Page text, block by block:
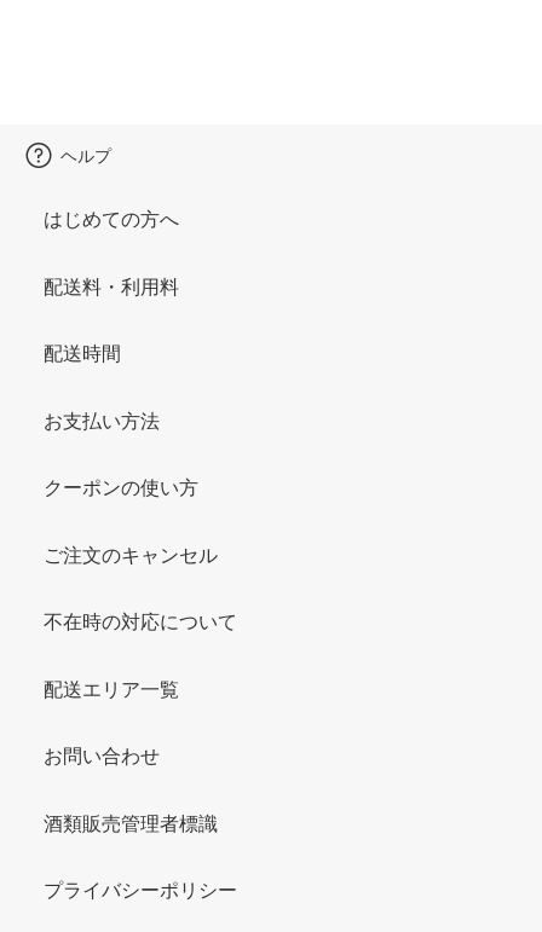
ヘルプ
はじめての方へ
配送料・利用料
配送時間
お支払い方法
クーポンの使い方
ご注文のキャンセル
不在時の対応について
配送エリア一覧
お問い合わせ
酒類販売管理者標識
プライバシーポリシー